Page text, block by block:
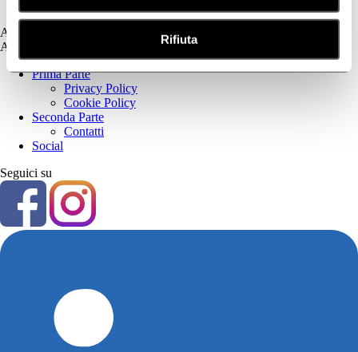
Rifiuta
Assistenza
Assistenza
Prima Parte
Privacy Policy
Cookie Policy
Seconda Parte
Contatti
Social
Seguici su